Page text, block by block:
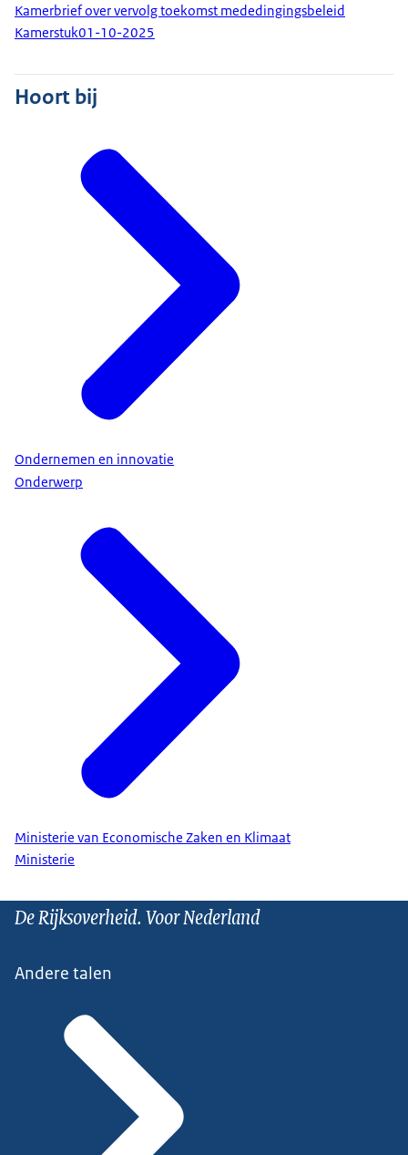
Kamerbrief over vervolg toekomst mededingingsbeleid
Kamerstuk01-10-2025
Hoort bij
Ondernemen en innovatie
Onderwerp
Ministerie van Economische Zaken en Klimaat
Ministerie
De Rijksoverheid. Voor Nederland
Andere talen